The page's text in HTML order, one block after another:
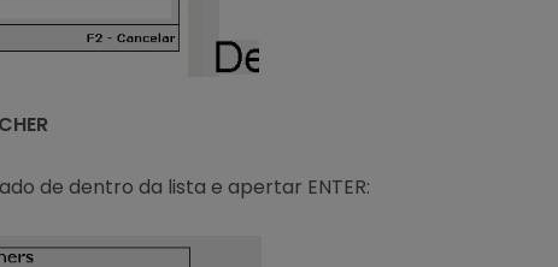
de dentro da lista e apertar ENTER: